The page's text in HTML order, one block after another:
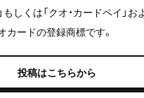
もしくは「クオ・カードペイ」
カードの登録商標です。
投稿はこちらから